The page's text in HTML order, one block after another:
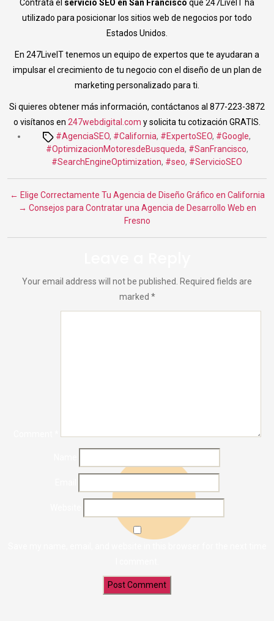
Contrata el servicio SEO en San Francisco que 247LiveIT ha
utilizado para posicionar los sitios web de negocios por todo
Estados Unidos.
En 247LiveIT tenemos un equipo de expertos que te ayudaran a
impulsar el crecimiento de tu negocio con el diseño de un plan de
marketing personalizado para ti.
Si quieres obtener más información, contáctanos al 877-223-3872
o visítanos en 247webdigital.com y solicita tu cotización GRATIS.
Tags#AgenciaSEO, #California, #ExpertoSEO, #Google,
#OptimizacionMotoresdeBusqueda, #SanFrancisco,
#SearchEngineOptimization, #seo, #ServicioSEO
← Elige Correctamente Tu Agencia de Diseño Gráfico en California
→ Consejos para Contratar una Agencia de Desarrollo Web en
Fresno
Your email address will not be published. Required fields are
marked *